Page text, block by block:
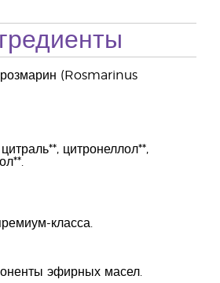
(Rosmarinus
цитронеллол**,
класса.
эфирных масел.